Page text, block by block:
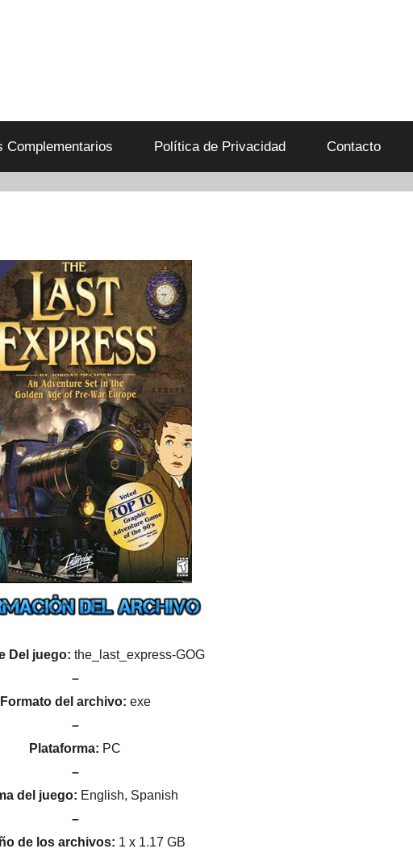
Complementarios Política de Privacidad Contacto
Del juego: the_last_express-GOG
–
Formato del archivo: exe
–
Plataforma: PC
–
del juego: English, Spanish
–
de los archivos: 1 x 1.17 GB